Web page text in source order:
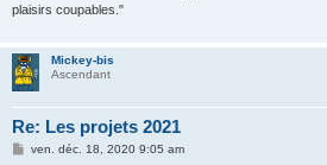
plaisirs coupables."
Mickey-bis
Ascendant
Re: Les projets 2021
Mven. déc. 18, 2020 9:05 am